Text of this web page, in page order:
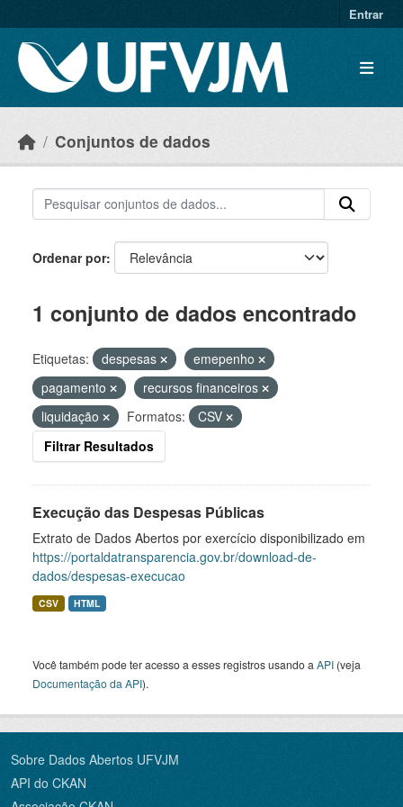
Entrar
Conjuntos de dados
Ordenar por
1 conjunto de dados encontrado
Etiquetas: despesas
emepenho
pagamento
recursos financeiros
liquidação
Formatos:
CSV
Filtrar Resultados
Execução das Despesas Públicas
Extrato de Dados Abertos por exercício disponibilizado em
https://portaldatransparencia.gov.br/download-de-
dados/despesas-execucao
CSV HTML
Você também pode ter acesso a esses registros usando a API (veja
Documentação da API).
Sobre Dados Abertos UFVJM
API do CKAN